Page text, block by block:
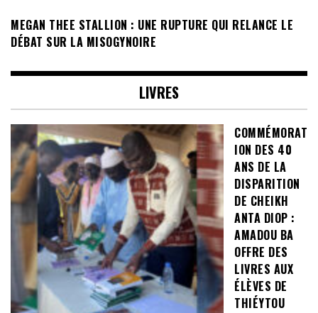
MEGAN THEE STALLION : UNE RUPTURE QUI RELANCE LE
DÉBAT SUR LA MISOGYNOIRE
LIVRES
COMMÉMORAT
ION DES 40
ANS DE LA
DISPARITION
DE CHEIKH
ANTA DIOP :
AMADOU BA
OFFRE DES
LIVRES AUX
ÉLÈVES DE
THIÉYTOU